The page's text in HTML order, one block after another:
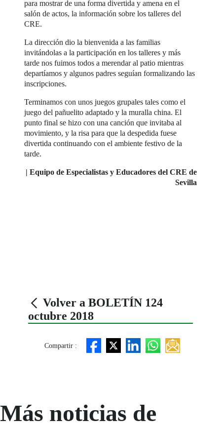
para mostrar de una forma divertida y amena en el
salón de actos, la información sobre los talleres del
CRE.
La dirección dio la bienvenida a las familias
invitándolas a la participación en los talleres y más
tarde nos fuimos todos a merendar al patio mientras
departíamos y algunos padres seguían formalizando las
inscripciones.
Terminamos con unos juegos grupales tales como el
juego del pañuelito adaptado y la muralla china. El
punto final se hizo con una canción que invitaba al
movimiento, y la risa para que la despedida fuese
divertida continuando con el ambiente festivo de la
tarde.
| Equipo de Especialistas y Educadores del CRE de
Sevilla
Volver a BOLETÍN 124
octubre 2018
Compartir :
Más noticias de